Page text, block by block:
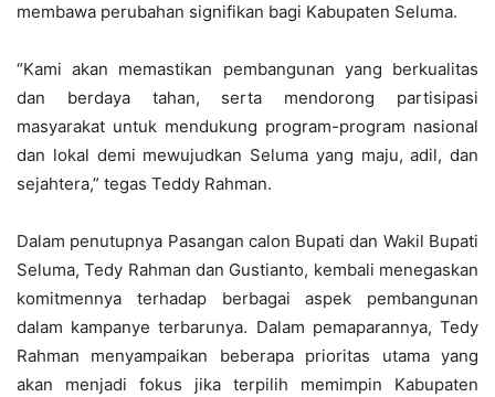
membawa perubahan signifikan bagi Kabupaten Seluma.
“Kami akan memastikan pembangunan yang berkualitas
dan berdaya tahan, serta mendorong partisipasi
masyarakat untuk mendukung program-program nasional
dan lokal demi mewujudkan Seluma yang maju, adil, dan
sejahtera,” tegas Teddy Rahman.
Dalam penutupnya Pasangan calon Bupati dan Wakil Bupati
Seluma, Tedy Rahman dan Gustianto, kembali menegaskan
komitmennya terhadap berbagai aspek pembangunan
dalam kampanye terbarunya. Dalam pemaparannya, Tedy
Rahman menyampaikan beberapa prioritas utama yang
akan menjadi fokus jika terpilih memimpin Kabupaten